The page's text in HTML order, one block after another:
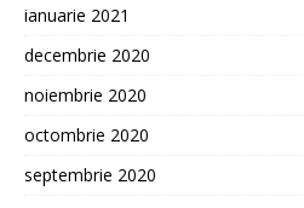
ianuarie 2021
decembrie 2020
noiembrie 2020
octombrie 2020
septembrie 2020